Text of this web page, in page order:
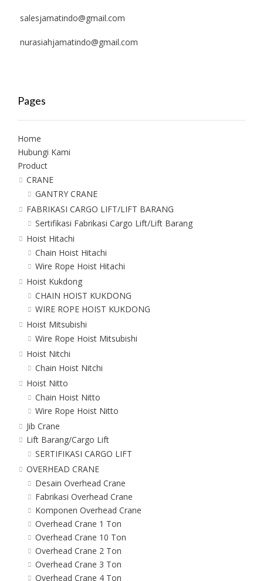
salesjamatindo@gmail.com
nurasiahjamatindo@gmail.com
Pages
Home
Hubungi Kami
Product
CRANE
GANTRY CRANE
FABRIKASI CARGO LIFT/LIFT BARANG
Sertifikasi Fabrikasi Cargo Lift/Lift Barang
Hoist Hitachi
Chain Hoist Hitachi
Wire Rope Hoist Hitachi
Hoist Kukdong
CHAIN HOIST KUKDONG
WIRE ROPE HOIST KUKDONG
Hoist Mitsubishi
Wire Rope Hoist Mitsubishi
Hoist Nitchi
Chain Hoist Nitchi
Hoist Nitto
Chain Hoist Nitto
Wire Rope Hoist Nitto
Jib Crane
Lift Barang/Cargo Lift
SERTIFIKASI CARGO LIFT
OVERHEAD CRANE
Desain Overhead Crane
Fabrikasi Overhead Crane
Komponen Overhead Crane
Overhead Crane 1 Ton
Overhead Crane 10 Ton
Overhead Crane 2 Ton
Overhead Crane 3 Ton
Overhead Crane 4 Ton